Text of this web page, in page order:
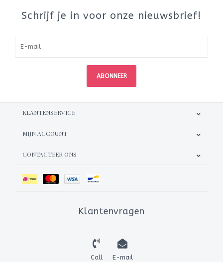
Schrijf je in voor onze nieuwsbrief!
ABONNEER
KLANTENSERVICE
MIJN ACCOUNT
CONTACTEER ONS
Klantenvragen
Call E-mail